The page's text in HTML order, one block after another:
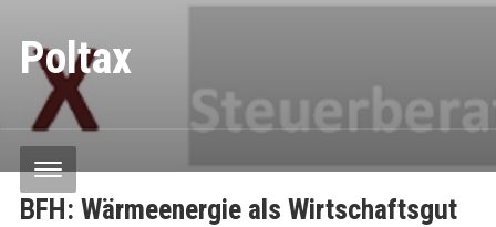
Poltax
BFH: Wärmeenergie als Wirtschaftsgut